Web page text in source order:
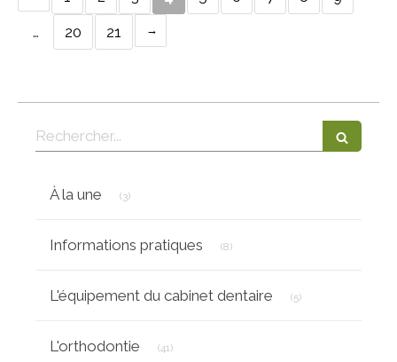
…
20 21
Rechercher
À la une (3)
Informations pratiques (8)
L'équipement du cabinet dentaire (5)
L'orthodontie (41)